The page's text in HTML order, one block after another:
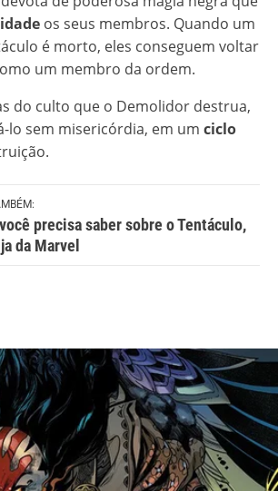
os seus membros. Quando um
é morto, eles conseguem voltar
um membro da ordem.
do culto que o Demolidor destrua,
lo sem misericórdia, em um ciclo
precisa saber sobre o Tentáculo,
da Marvel